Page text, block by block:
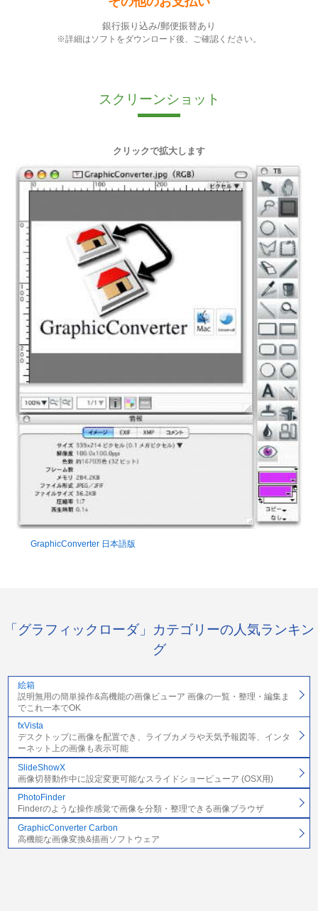
銀行振り込み/郵便振替あり
※詳細はソフトをダウンロード後、ご確認ください。
スクリーンショット
クリックで拡大します
GraphicConverter 日本語版
「グラフィックローダ」カテゴリーの人気ランキン
グ
絵箱
説明無用の簡単操作&高機能の画像ビューア 画像の一覧・整理・編集ま
でこれ一本でOK
fxVista
デスクトップに画像を配置でき、ライブカメラや天気予報図等、インタ
ーネット上の画像も表示可能
SlideShowX
画像切替動作中に設定変更可能なスライドショービューア (OSX用)
PhotoFinder
Finderのような操作感覚で画像を分類・整理できる画像ブラウザ
GraphicConverter Carbon
高機能な画像変換&描画ソフトウェア